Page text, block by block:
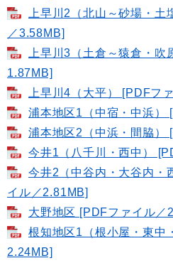
上早川2（北山～砂場・
／3.58MB]
上早川3（土倉～猿倉・吹
1.87MB]
上早川4（大平） [PDFフ
浦本地区1（中宿・中浜）
浦本地区2（中浜・間脇）
今井1（八千川・西中）
今井2（中谷内・大谷内・
イル／2.81MB]
大野地区 [PDFファイル／
根知地区1（根小屋・東中
2.24MB]